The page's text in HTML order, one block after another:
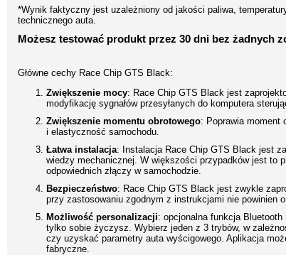
*Wynik faktyczny jest uzależniony od jakości paliwa,
technicznego auta.
Możesz testować produkt przez 30 dni bez żadnych
Główne cechy Race Chip GTS Black:
Zwiększenie mocy: Race Chip GTS Black jest
modyfikację sygnałów przesyłanych do komputera
Zwiększenie momentu obrotowego: Poprawia moment
i elastyczność samochodu.
Łatwa instalacja: Instalacja Race Chip GTS Black jest
wiedzy mechanicznej. W większości przypadków jest to
odpowiednich złączy w samochodzie.
Bezpieczeństwo: Race Chip GTS Black jest zwykle
przy zastosowaniu zgodnym z instrukcjami nie powinien
Możliwość personalizacji: opcjonalna funkcja
tylko sobie życzysz. Wybierz jeden z 3 trybów, w
czy uzyskać parametry auta wyścigowego. Aplikacja
fabryczne.